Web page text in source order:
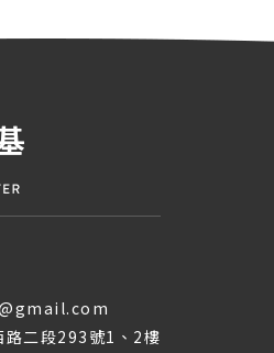
路二段293號1、2樓